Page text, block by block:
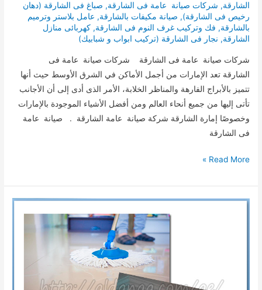
الشارقة, شركات صيانة عامة فى الشارقة, صباغ فى الشارقة (دهان
رخيص فى الشارقة), صيانة مكيفات بالشارقة, عامل بلاستر وترميم
بالشارقة, فك وتركيب غرف النوم فى الشارقة,كهربائى منازل
الشارقة, نجار فى الشارقة (تركيب ابواب و شبابيك)
شركات صيانة عامة فى الشارقة شركات صيانة عامة فى
الشارقة تعد الإمارات من أجمل الأماكن في الشرق الأوسط حيث أنها
تتميز بالأبراج الفارهة والمناظر الخلابة، الأمر الذى أدى إلى أن الأجانب
تأتى إليها من جميع أنحاء العالم ومن أفضل الأشياء الموجودة بالإمارات
وخصوصًا إمارة الشارقة شركة صيانة عامة الشارقة . صيانة عامة
فى الشارقة
شركات
عامة
فى
Read More »